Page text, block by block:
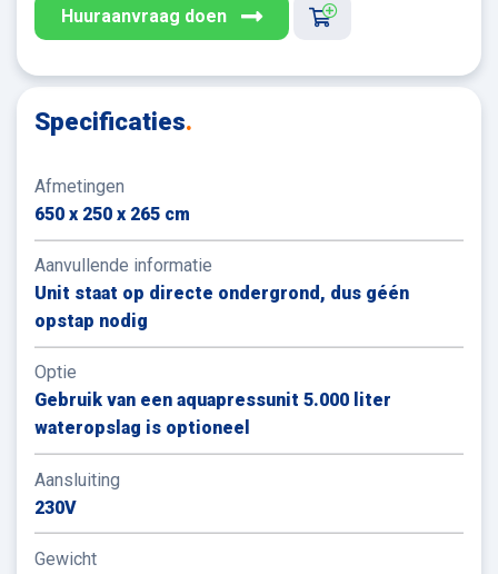
Huuraanvraag doen
Specificaties.
Afmetingen
650 x 250 x 265 cm
Aanvullende informatie
Unit staat op directe ondergrond, dus géén
opstap nodig
Optie
Gebruik van een aquapressunit 5.000 liter
wateropslag is optioneel
Aansluiting
230V
Gewicht